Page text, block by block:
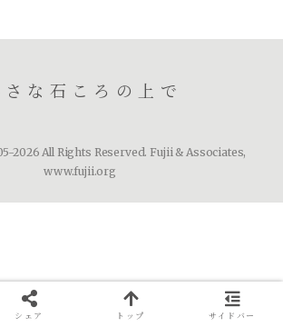
さな石ころの上で
2026 All Rights Reserved. Fujii & Associates,
www.fujii.org
シェア トップ サイドバー